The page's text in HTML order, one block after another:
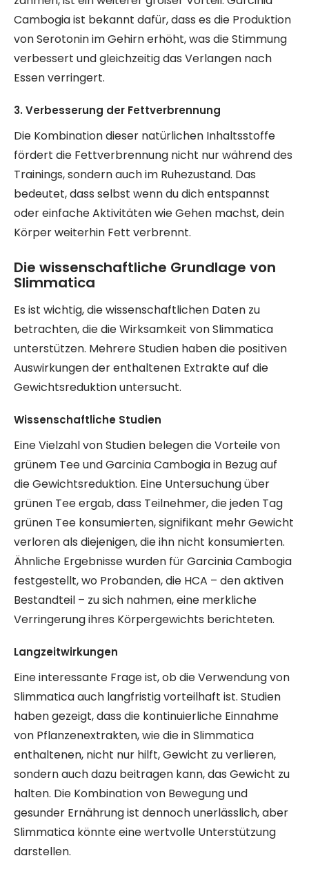
Cambogia ist bekannt dafür, dass es die Produktion
von Serotonin im Gehirn erhöht, was die Stimmung
verbessert und gleichzeitig das Verlangen nach
Essen verringert.
3. Verbesserung der Fettverbrennung
Die Kombination dieser natürlichen Inhaltsstoffe
fördert die Fettverbrennung nicht nur während des
Trainings, sondern auch im Ruhezustand. Das
bedeutet, dass selbst wenn du dich entspannst
oder einfache Aktivitäten wie Gehen machst, dein
Körper weiterhin Fett verbrennt.
Die wissenschaftliche Grundlage von
Slimmatica
Es ist wichtig, die wissenschaftlichen Daten zu
betrachten, die die Wirksamkeit von Slimmatica
unterstützen. Mehrere Studien haben die positiven
Auswirkungen der enthaltenen Extrakte auf die
Gewichtsreduktion untersucht.
Wissenschaftliche Studien
Eine Vielzahl von Studien belegen die Vorteile von
grünem Tee und Garcinia Cambogia in Bezug auf
die Gewichtsreduktion. Eine Untersuchung über
grünen Tee ergab, dass Teilnehmer, die jeden Tag
grünen Tee konsumierten, signifikant mehr Gewicht
verloren als diejenigen, die ihn nicht konsumierten.
Ähnliche Ergebnisse wurden für Garcinia Cambogia
festgestellt, wo Probanden, die HCA – den aktiven
Bestandteil – zu sich nahmen, eine merkliche
Verringerung ihres Körpergewichts berichteten.
Langzeitwirkungen
Eine interessante Frage ist, ob die Verwendung von
Slimmatica auch langfristig vorteilhaft ist. Studien
haben gezeigt, dass die kontinuierliche Einnahme
von Pflanzenextrakten, wie die in Slimmatica
enthaltenen, nicht nur hilft, Gewicht zu verlieren,
sondern auch dazu beitragen kann, das Gewicht zu
halten. Die Kombination von Bewegung und
gesunder Ernährung ist dennoch unerlässlich, aber
Slimmatica könnte eine wertvolle Unterstützung
darstellen.